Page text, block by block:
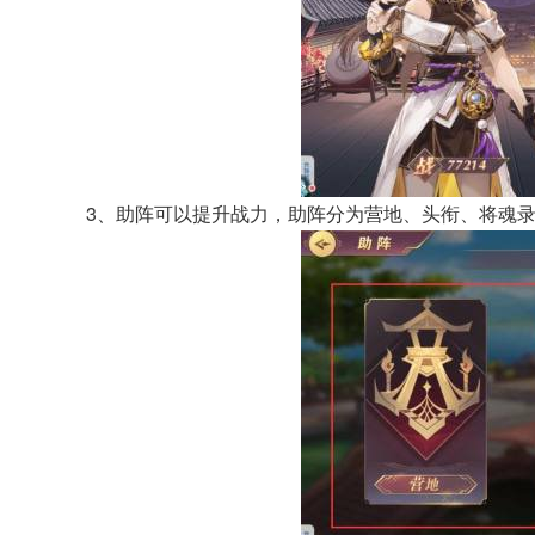
3、助阵可以提升战力，助阵分为营地、头衔、将魂